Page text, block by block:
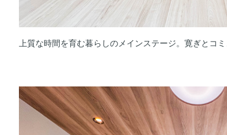
上質な時間を育む暮らしのメインステージ。寛ぎとコ